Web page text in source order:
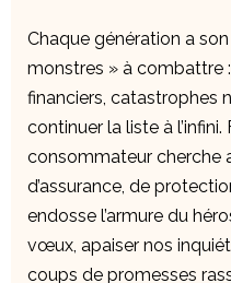
Chaque génération a
monstres » à combattre
financiers, catastrophes
continuer la liste à
consommateur cherche
d’assurance, de
endosse l’armure du
vœux, apaiser nos
coups de promesses